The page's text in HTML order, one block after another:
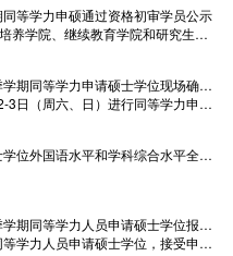
日
等学力申硕通过资格初审学员公示
养学院、继续教育学院和研究生院
老师联系电话：0553-3883291【提
场确认，请提前做好准备。
安徽师范大学关于2024年春季学期同等学力申请硕士学位现场确认的通知
3日（周六、日）进行同等学力申硕
和学科综合全国统考的学员，请于3
2024年同等学力人员申请硕士学位外国语水平和学科综合水平全国统一考试报名公告
安徽师范大学关于2024年春季学期同等学力人员申请硕士学位报名工作的通知
力人员申请硕士学位，接受申请